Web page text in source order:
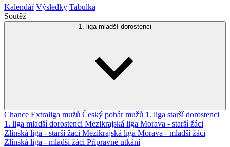
Kalendář Výsledky Tabulka
Soutěž
1. liga mladší dorostenci
Chance Extraliga mužů Český pohár mužů 1. liga starší dorostenci
1. liga mladší dorostenci Mezikrajská liga Morava - starší žáci
Zlínská liga - starší žaci Mezikrajská liga Morava - mladší žáci
Zlínská liga - mladší žáci Přípravné utkání